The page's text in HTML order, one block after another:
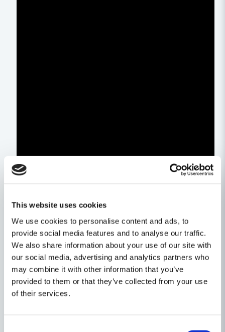
This website uses cookies
We use cookies to personalise content and ads, to
provide social media features and to analyse our traffic.
We also share information about your use of our site with
our social media, advertising and analytics partners who
may combine it with other information that you’ve
provided to them or that they’ve collected from your use
of their services.
Egenskaper
Varumärke Dremel
Produkttyp Övrigt
Ställ en produktfråga
question
Fråga oss något om denna produkten...
Relaterade kategorier